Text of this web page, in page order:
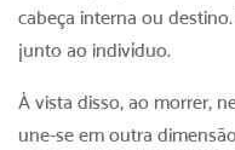
cabeça interna ou
junto ao indivíduo.
À vista disso, ao morrer,
une-se em outra